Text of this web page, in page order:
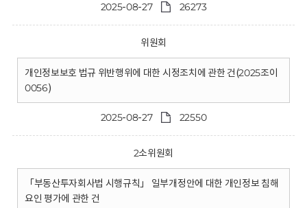
2025-08-27 26273
위원회
개인정보보호 법규 위반행위에 대한 시정조치에 관한 건(2025조이
0056)
2025-08-27 22550
2소위원회
「부동산투자회사법 시행규칙」 일부개정안에 대한 개인정보 침해
요인 평가에 관한 건